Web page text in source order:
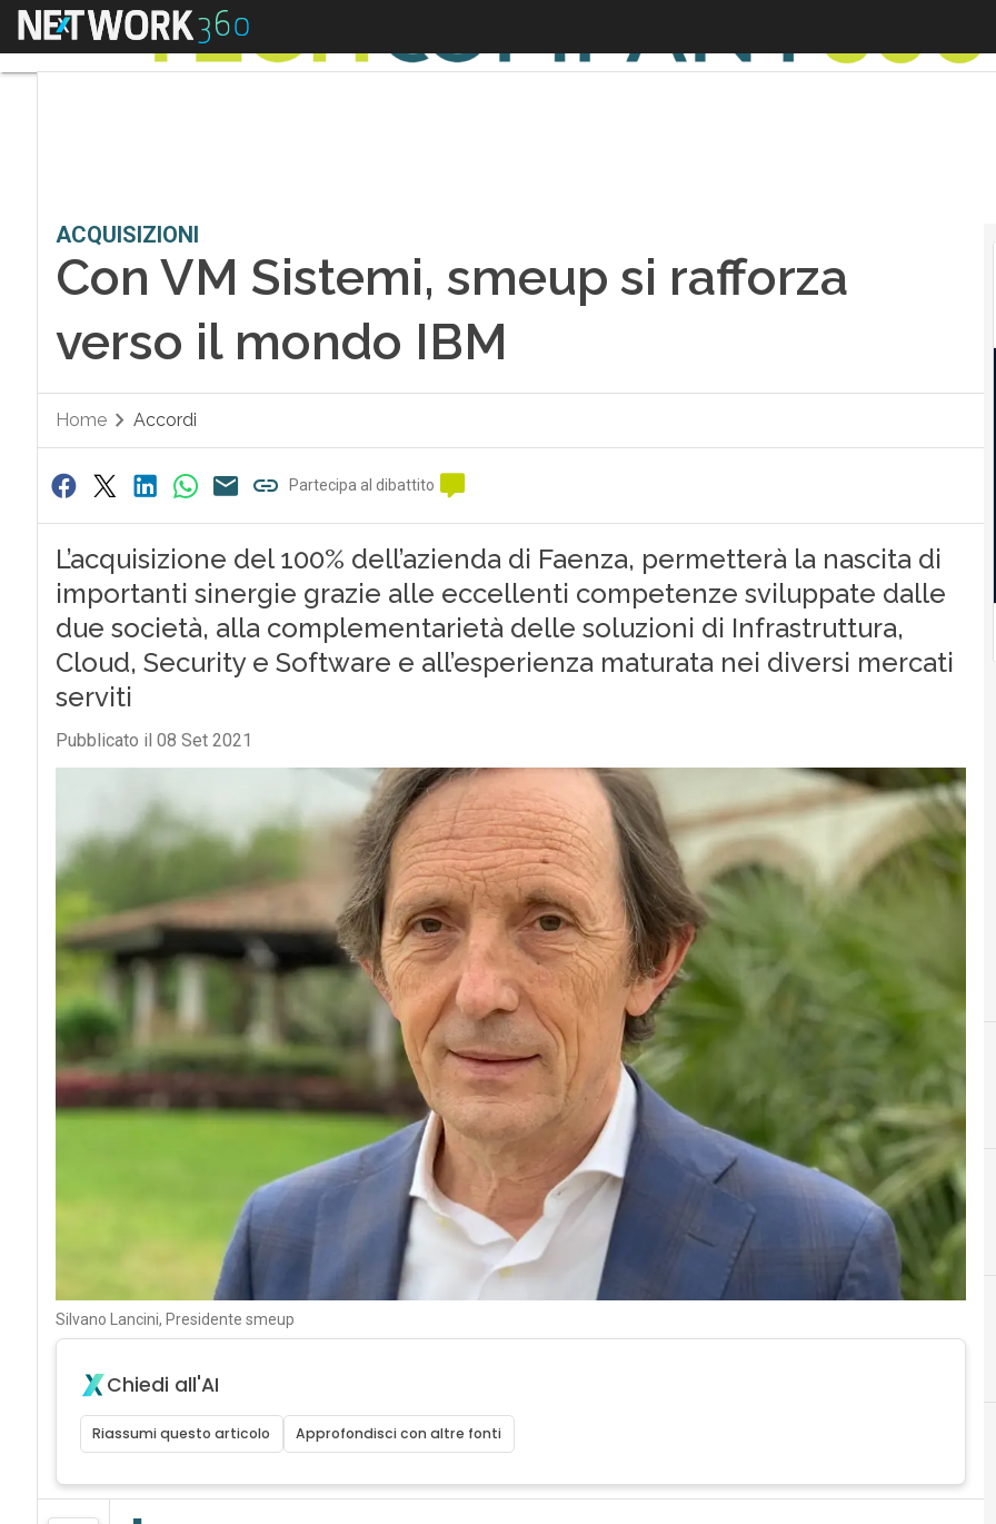
Menu
ACQUISIZIONI
Con VM Sistemi, smeup si rafforza
verso il mondo IBM
Home Accordi
Partecipa al dibattito
L’acquisizione del 100% dell’azienda di Faenza, permetterà la nascita di
importanti sinergie grazie alle eccellenti competenze sviluppate dalle
due società, alla complementarietà delle soluzioni di Infrastruttura,
Cloud, Security e Software e all’esperienza maturata nei diversi mercati
serviti
Pubblicato il 08 Set 2021
Silvano Lancini, Presidente smeup
Chiedi all'AI
Riassumi questo articolo Approfondisci con altre fonti